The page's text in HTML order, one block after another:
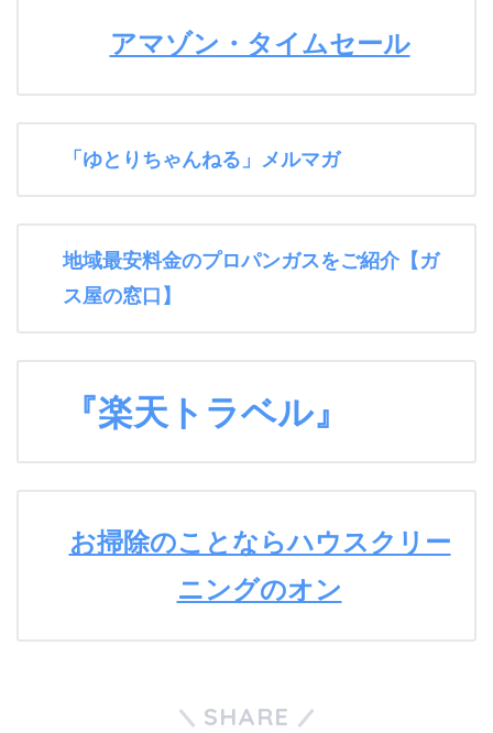
アマゾン・タイムセール
「ゆとりちゃんねる」メルマガ
地域最安料金のプロパンガスをご紹介【ガ
ス屋の窓口】
『楽天トラベル』
お掃除のことならハウスクリー
ニングのオン
SHARE